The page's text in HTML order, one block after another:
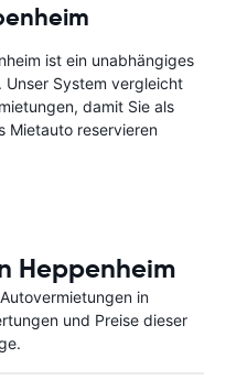
ist ein unabhängiges
System vergleicht
damit Sie als
Mietauto reservieren
Heppenheim
in
und Preise dieser